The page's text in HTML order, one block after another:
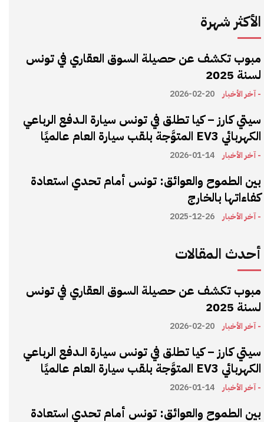
الأكثر شهرة
مبوب تكشف عن حصيلة السوق العقاري في تونس
لسنة 2025
- آخر الأخبار 2026-02-20
سيتي كارز – كيا تطلق في تونس سيارة الـدفع الرباعي
الكهربائي EV3 المتوَّجة بلقب سيارة العام عالميًا
- آخر الأخبار 2026-01-14
بين الطموح والعوائق: تونس أمام تحدي استعادة
كفاءاتها بالخارج
- آخر الأخبار 2025-12-26
أحدث المقالات
مبوب تكشف عن حصيلة السوق العقاري في تونس
لسنة 2025
- آخر الأخبار 2026-02-20
سيتي كارز – كيا تطلق في تونس سيارة الـدفع الرباعي
الكهربائي EV3 المتوَّجة بلقب سيارة العام عالميًا
- آخر الأخبار 2026-01-14
بين الطموح والعوائق: تونس أمام تحدي استعادة